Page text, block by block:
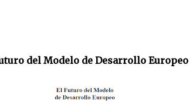
del Modelo de Desarrollo Europeo